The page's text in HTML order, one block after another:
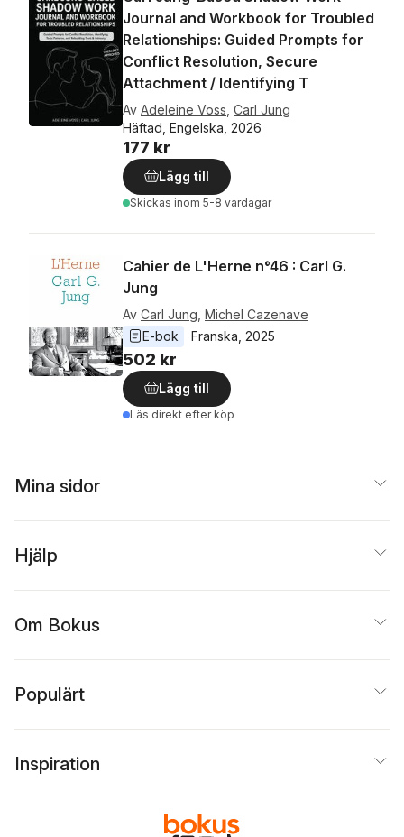
Journal and Workbook for Troubled
Relationships: Guided Prompts for
Conflict Resolution, Secure
Attachment / Identifying T
Av Adeleine Voss Carl Jung
Häftad, Engelska, 2026
177 kr
Lägg till
Skickas inom 5-8 vardagar
Cahier de L'Herne n°46 : Carl G.
Jung
Av Carl Jung Michel Cazenave
E-bok
Franska 2025
502 kr
Lägg till
Läs direkt efter köp
Mina sidor
Hjälp
Om Bokus
Populärt
Inspiration